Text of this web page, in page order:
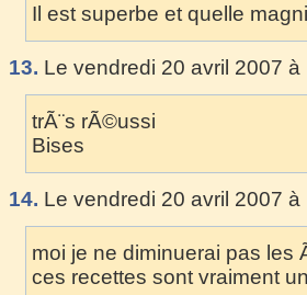
Il est superbe et quelle
13. Le vendredi 20 avril 2007
trÃ¨s rÃ©ussi
Bises
14. Le vendredi 20 avril 2007
moi je ne diminuerai pas les
ces recettes sont vraiment